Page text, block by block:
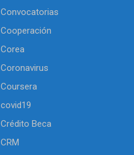
Convocatorias
Cooperación
Corea
Coronavirus
Coursera
covid19
Crédito Beca
CRM